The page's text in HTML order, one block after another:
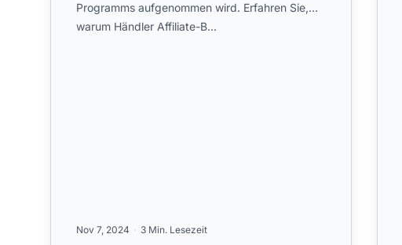
Programms aufgenommen wird. Erfahren Sie,
warum Händler Affiliate-B...
Nov 7, 2024 3 Min. Lesezeit